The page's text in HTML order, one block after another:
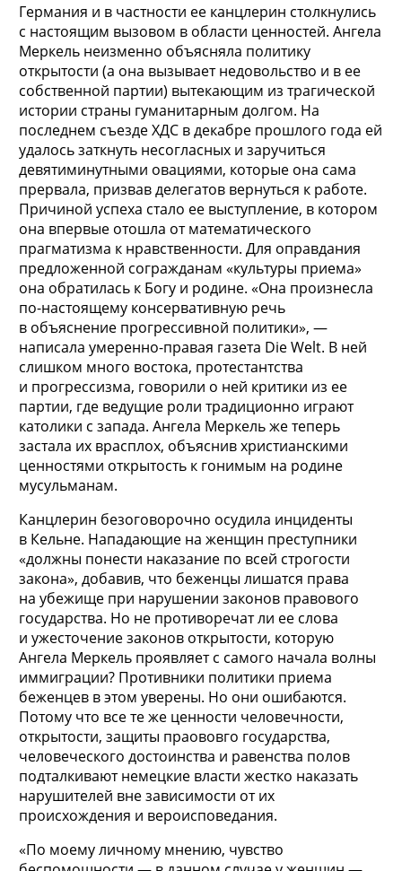
Германия и в частности ее канцлерин столкнулись
с настоящим вызовом в области ценностей. Ангела
Меркель неизменно объясняла политику
открытости (а она вызывает недовольство и в ее
собственной партии) вытекающим из трагической
истории страны гуманитарным долгом. На
последнем съезде ХДС в декабре прошлого года ей
удалось заткнуть несогласных и заручиться
девятиминутными овациями, которые она сама
прервала, призвав делегатов вернуться к работе.
Причиной успеха стало ее выступление, в котором
она впервые отошла от математического
прагматизма к нравственности. Для оправдания
предложенной согражданам «культуры приема»
она обратилась к Богу и родине. «Она произнесла
по-настоящему консервативную речь
в объяснение прогрессивной политики», —
написала умеренно-правая газета Die Welt. В ней
слишком много востока, протестантства
и прогрессизма, говорили о ней критики из ее
партии, где ведущие роли традиционно играют
католики с запада. Ангела Меркель же теперь
застала их врасплох, объяснив христианскими
ценностями открытость к гонимым на родине
мусульманам.
Канцлерин безоговорочно осудила инциденты
в Кельне. Нападающие на женщин преступники
«должны понести наказание по всей строгости
закона», добавив, что беженцы лишатся права
на убежище при нарушении законов правового
государства. Но не противоречат ли ее слова
и ужесточение законов открытости, которую
Ангела Меркель проявляет с самого начала волны
иммиграции? Противники политики приема
беженцев в этом уверены. Но они ошибаются.
Потому что все те же ценности человечности,
открытости, защиты праововго государства,
человеческого достоинства и равенства полов
подталкивают немецкие власти жестко наказать
нарушителей вне зависимости от их
происхождения и вероисповедания.
«По моему личному мнению, чувство